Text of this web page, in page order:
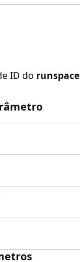
ID do runspace